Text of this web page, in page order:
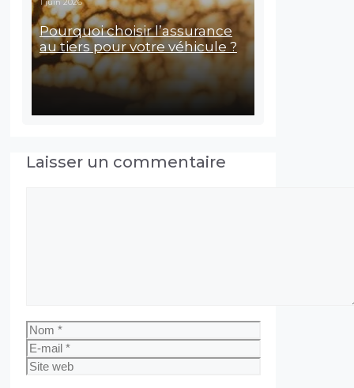
Pourquoi choisir l’assurance
au tiers pour votre véhicule ?
Laisser un commentaire
Nom
E-
mail
Site
web